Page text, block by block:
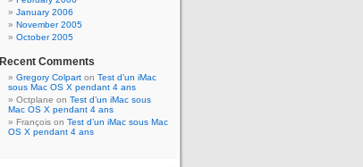
January 2006
November 2005
October 2005
Recent Comments
Gregory Colpart on Test d’un iMac
sous Mac OS X pendant 4 ans
Octplane on Test d’un iMac sous
Mac OS X pendant 4 ans
François on Test d’un iMac sous Mac
OS X pendant 4 ans